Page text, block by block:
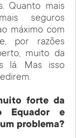
Quanto mais
seguros
máximo com
por razões
muito da
lá. Mas isso
forte da
Equador e
problema?